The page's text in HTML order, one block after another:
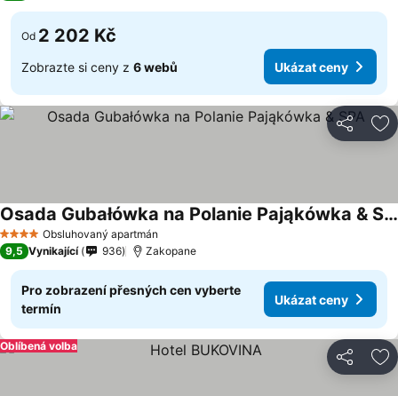
Od 2 202 Kč
Zobrazte si ceny z 6 webů Ukázat ceny
Sdílet
4 Počet hvězdiček
Obsluhovaný apartmán
Osada Gubałówka na Polanie Pająkówka & SPA
9,5 Vynikající 936 Zakopane
Pro zobrazení přesných cen vyberte
termín
Ukázat ceny
Sdílet
Oblíbená volba